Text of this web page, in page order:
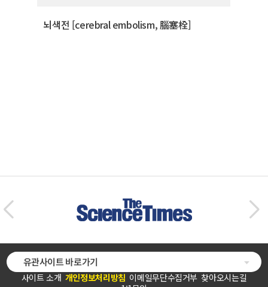
뇌색전 [cerebral embolism, 腦塞栓]
사이트 소개 개인정보처리방침 이메일무단수집거부 찾아오시는길
유관사이트 바로가기